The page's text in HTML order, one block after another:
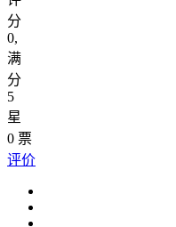
分
0,
满
分
5
星
0 票
评价